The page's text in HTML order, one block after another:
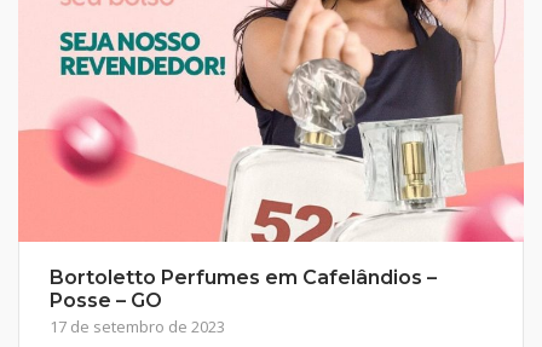
Bortoletto Perfumes em Cafelândios –
Posse – GO
17 de setembro de 2023